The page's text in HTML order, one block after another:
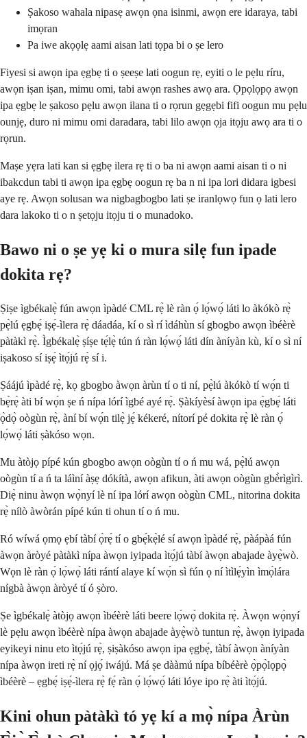
Ṣakoso wahala nipasẹ awọn ọna isinmi, awọn ere idaraya, tabi
imọran
Pa iwe akọọlẹ aami aisan lati tọpa bi o ṣe lero
Fiyesi si awọn ipa ẹgbẹ ti o ṣeeṣe lati oogun rẹ, eyiti o le pẹlu ríru,
awọn iṣan iṣan, mimu omi, tabi awọn rashes awọ ara. Ọpọlọpọ awọn
ipa ẹgbẹ le ṣakoso pẹlu awọn ilana ti o rọrun gẹgẹbi fifi oogun mu pẹlu
ounjẹ, duro ni mimu omi daradara, tabi lilo awọn ọja itọju awọ ara ti o
rọrun.
Maṣe yẹra lati kan si ẹgbẹ ilera rẹ ti o ba ni awọn aami aisan ti o ni
ibakcdun tabi ti awọn ipa ẹgbẹ oogun rẹ ba n ni ipa lori didara igbesi
aye rẹ. Awọn solusan wa nigbagbogbo lati ṣe iranlọwọ fun ọ lati lero
dara lakoko ti o n ṣetọju itọju ti o munadoko.
Bawo ni o ṣe yẹ ki o mura silẹ fun ipade
dokita rẹ?
Ṣiṣe ìgbékalẹ̀ fún awọn ìpàdé CML rẹ̀ lè ràn ọ́ lọ́wọ́ láti lo àkókò rẹ̀
pẹ̀lú ẹgbẹ́ iṣẹ́-ìlera rẹ̀ dáadáa, kí o sì rí ìdáhùn sí gbogbo awọn ìbéèrè
pàtàkì rẹ̀. Ìgbékalẹ̀ ṣíṣe tẹ́lẹ̀ tún ń ràn lọ́wọ́ láti dín àníyàn kù, kí o sì ní
iṣakoso sí iṣẹ́ ìtọ́jú rẹ̀ sí i.
Ṣáájú ìpàdé rẹ̀, kọ gbogbo àwọn àrùn tí o ti ní, pẹ̀lú àkókò tí wọ́n ti
bẹ̀rẹ̀ àti bí wọ́n ṣe ń nípa lórí ìgbé ayé rẹ̀. Ṣàkíyèsí àwọn ipa ẹ̀gbẹ́ láti
ọ̀dọ̀ oògùn rẹ̀, àní bí wọ́n tilẹ̀ jẹ́ kékeré, nítorí pé dokita rẹ̀ lè ràn ọ́
lọ́wọ́ láti ṣàkóso wọn.
Mu àtòjọ pípé kún gbogbo awọn oògùn tí o ń mu wá, pẹ̀lú awọn
oògùn tí a ń ta láìní àṣẹ dókítà, awọn afikun, àti awọn oògùn gbè̀rìgìrì.
Diẹ̀ ninu àwọn wọ̀nyí lè ní ipa lórí awọn oògùn CML, nitorina dokita
rẹ̀ nílò àwòrán pípé kún ti ohun tí o ń mu.
Ró wíwá ọmọ ẹbí tàbí ọ̀rẹ́ tí o gbẹ́kẹ̀lé sí awọn ìpàdé rẹ̀, pàápàá fún
àwọn àròyé pàtàkì nípa àwọn iyipada ìtọ́jú tàbí àwọn abajade àyẹ̀wò.
Wọn lè ràn ọ́ lọ́wọ́ láti rántí alaye kí wọ́n sì fún ọ ní ìtìlẹ́yìn ìmọ̀lára
nígbà àwọn àròyé tí ó ṣòro.
Ṣe ìgbékalẹ̀ àtòjọ awọn ìbéèrè láti beere lọ́wọ́ dokita rẹ̀. Àwọn wọ̀nyí
lè pẹlu awọn ìbéèrè nípa àwọn abajade àyẹ̀wò tuntun rẹ̀, àwọn iyipada
eyikeyi ninu eto ìtọ́jú rẹ̀, ṣiṣàkóso awọn ipa ẹgbẹ́, tàbí àwọn àníyàn
nípa àwọn ireti rẹ̀ ní ọjọ́ iwájú. Má ṣe dààmú nípa bíbéèrè ọ̀pọ̀lọpọ̀
ìbéèrè – ẹgbẹ́ iṣẹ́-ìlera rẹ̀ fẹ́ ràn ọ́ lọ́wọ́ láti lóye ipo rẹ̀ àti ìtọ́jú.
Kini ohun pàtàkì tó yẹ kí a mọ̀ nípa Àrùn